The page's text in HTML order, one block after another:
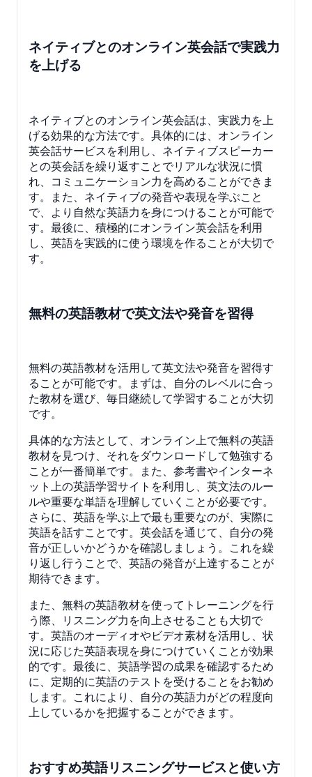
ネイティブとのオンライン英会話で実践力
を上げる
ネイティブとのオンライン英会話は、実践力を上
げる効果的な方法です。具体的には、オンライン
英会話サービスを利用し、ネイティブスピーカー
との英会話を繰り返すことでリアルな状況に慣
れ、コミュニケーション力を高めることができま
す。また、ネイティブの発音や表現を学ぶこと
で、より自然な英語力を身につけることが可能で
す。最後に、積極的にオンライン英会話を利用
し、英語を実践的に使う環境を作ることが大切で
す。
無料の英語教材で英文法や発音を習得
無料の英語教材を活用して英文法や発音を習得す
ることが可能です。まずは、自分のレベルに合っ
た教材を選び、毎日継続して学習することが大切
です。
具体的な方法として、オンライン上で無料の英語
教材を見つけ、それをダウンロードして勉強する
ことが一番簡単です。また、参考書やインターネ
ット上の英語学習サイトを利用し、英文法のルー
ルや重要な単語を理解していくことが必要です。
さらに、英語を学ぶ上で最も重要なのが、実際に
英語を話すことです。英会話を通じて、自分の発
音が正しいかどうかを確認しましょう。これを繰
り返し行うことで、英語の発音が上達することが
期待できます。
また、無料の英語教材を使ってトレーニングを行
う際、リスニング力を向上させることも大切で
す。英語のオーディオやビデオ素材を活用し、状
況に応じた英語表現を身につけていくことが効果
的です。最後に、英語学習の成果を確認するため
に、定期的に英語のテストを受けることをお勧め
します。これにより、自分の英語力がどの程度向
上しているかを把握することができます。
おすすめ英語リスニングサービスと使い方